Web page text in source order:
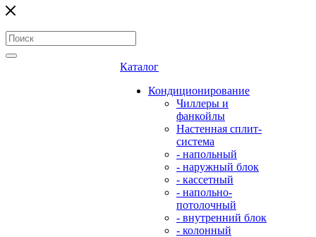
Каталог
Кондиционирование
Чиллеры и
фанкойлы
Настенная сплит-
система
- напольный
- наружный блок
- кассетный
- напольно-
потолочный
- внутренний блок
- колонный